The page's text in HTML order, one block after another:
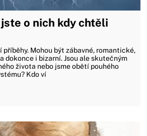
o nich kdy chtěli
příběhy. Mohou být zábavné, romantické,
dokonce i bizarní. Jsou ale skutečným
života nebo jsme obětí pouhého
Kdo ví